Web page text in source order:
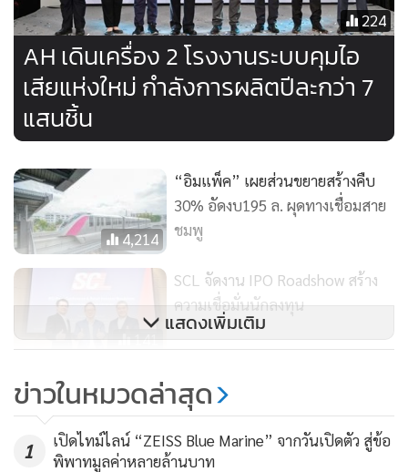
คาดว่าศูนย์ทดสอบฯ จะมีรายได้ไม่น้อยกว่าปีละ 968 ล้านบาท
รวมทั้งช่วยให้ผู้ประกอบการประหยัดค่าใช้จ่าย และลดระยะเวลา
ในการส่งผลิตภัณฑ์ไปทดสอบที่ต่างประเทศประมาณ 30-50%
และสร้างเม็ดเงินสะพัดในพื้นที่ไม่ต่ำกว่า 148 ล้านบาทต่อปี
ล่าสุดสำนักงานมาตรฐานผลิตภัณฑ์อุตสาหกรรม (สมอ.) เปิดให้มี
การประกวดราคาอิเล็กทรอนิกส์ โครงการประกวดราคาจ้าง
ก่อสร้างสนามทดสอบความเร็วและสมรรถนะ และการป้องกัน
ดินสไลด์สู่สนามทดสอบยางล้อ ตามมาตรฐาน UN R117 ต.ลาด
กระทิง อ.สนามชัยเขต จ.ฉะเชิงเทรา โดยมีข้อมูลอยู่ในระบบอี
บิดดิ้ง มีผู้แข่งขัน 2 รายและมีผู้รับการคัดเลือกเป็นที่เรียบร้อย
แล้ว โดยบริษัทผู้รับคัดเลือกมีราคาต่ำสุดอยู่ที่ 844,230,000 บาท
โดยคาดว่าจะมีการประกาศรายชื่อบริษัทที่ชนะการประกวด
ราคาทางอิเล็กทรอนิกส์เพื่อเดินหน้าก่อสร้างโครงการดังกล่าวใน
เร็วๆ นี้ ให้สามารถดำเนินโครงการในแต่ละระยะให้แล้วเสร็จทั้ง
โครงการและเปิดใช้บริการได้ในปี 2569 ตามกรอบเวลาของ
โครงการทั้งหมดได้
224
AH เดินเครื่อง 2 โรงงานระบบคุมไอ
เสียแห่งใหม่ กำลังการผลิตปีละกว่า 7
แสนชิ้น
4,214
“อิมแพ็ค” เผยส่วนขยายสร้างคืบ
30% อัดงบ195 ล. ผุดทางเชื่อมสาย
ชมพู
141
SCL จัดงาน IPO Roadshow สร้าง
ความเชื่อมั่นนักลงทุน
69
แพทย์ สร้าง New S-Curve
แสดงเพิ่มเติม
ข่าวในหมวดล่าสุด
1
เปิดไทม์ไลน์ “ZEISS Blue Marine” จากวันเปิดตัว สู่ข้อ
พิพาทมูลค่าหลายล้านบาท